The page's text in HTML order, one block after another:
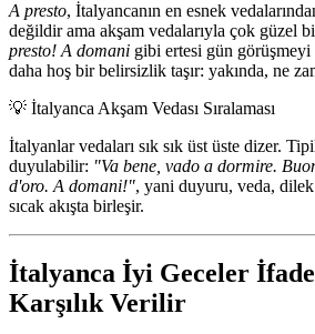
A presto, İtalyancanın en esnek
değildir ama akşam vedalarıyla çok güzel
presto! A domani gibi ertesi gün görüşmeyi
daha hoş bir belirsizlik taşır: yakında, ne
💡 İtalyanca Akşam Vedası Sıralaması
İtalyanlar vedaları sık sık üst üste dizer.
duyulabilir: "Va bene, vado a dormire.
d'oro. A domani!", yani duyuru, veda,
sıcak akışta birleşir.
İtalyanca İyi Geceler
Karşılık Verilir